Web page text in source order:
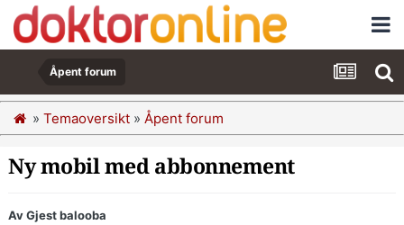
Åpent forum
» Temaoversikt » Åpent forum
Ny mobil med abbonnement
Av Gjest balooba